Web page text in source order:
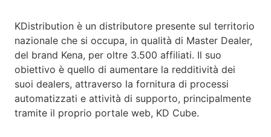
KDistribution è un distributore presente sul territorio
nazionale che si occupa, in qualità di Master Dealer,
del brand Kena, per oltre 3.500 affiliati. Il suo
obiettivo è quello di aumentare la redditività dei
suoi dealers, attraverso la fornitura di processi
automatizzati e attività di supporto, principalmente
tramite il proprio portale web, KD Cube.